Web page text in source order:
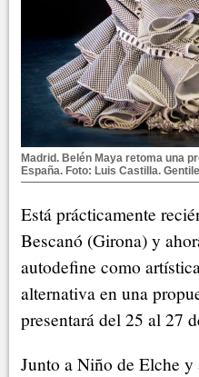
Madrid. Belén Maya retoma una
España. Foto: Luis Castilla.
Está prácticamente
Bescanó (Girona) y
autodefine como
alternativa en una
presentará del 25 al 27
Junto a Niño de Elche